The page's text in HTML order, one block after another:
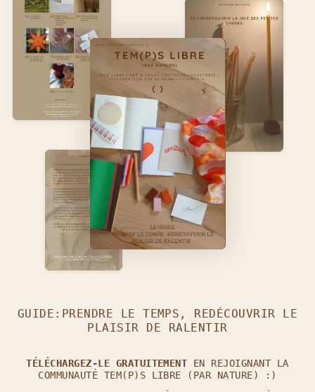
GUIDE:PRENDRE LE TEMPS, REDÉCOUVRIR LE
PLAISIR DE RALENTIR
TÉLÉCHARGEZ-LE GRATUITEMENT EN REJOIGNANT LA
COMMUNAUTÉ TEM(P)S LIBRE (PAR NATURE) :)
REJOINS L'AVENTURE TEM(P)S LIBRE (PAR
NATURE) 💫